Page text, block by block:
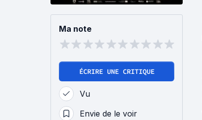
Ma note
ÉCRIRE UNE CRITIQUE
Vu
Envie de le voir